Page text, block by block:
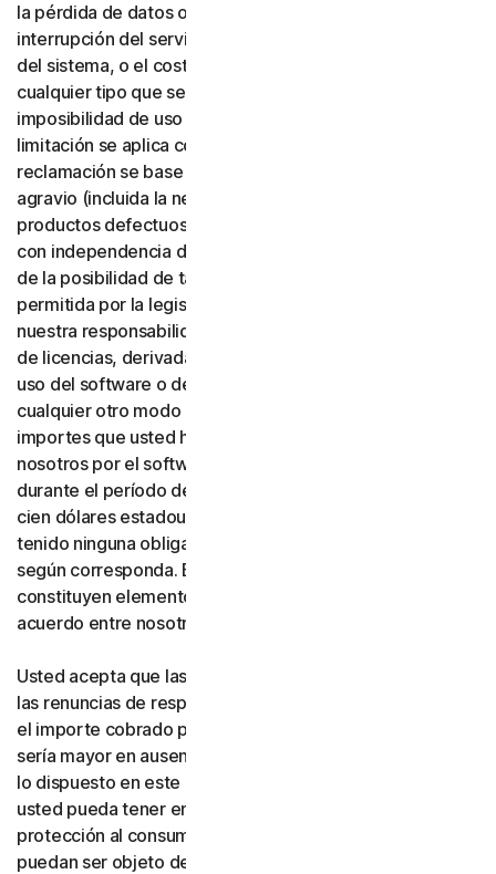
la pérdida de datos o de fondo de comercio, la
interrupción del servicio, los daños informáticos o fallos
del sistema, o el coste de servicios sustitutos de
cualquier tipo que se deriven del uso o de la
imposibilidad de uso del software o de los servicios. Esta
limitación se aplica con independencia de que su
reclamación se base en una garantía, un contrato, un
agravio (incluida la negligencia), la responsabilidad por
productos defectuosos o cualquier otra teoría legal, y
con independencia de que Gen haya sido advertida o no
de la posibilidad de tales daños. En la máxima medida
permitida por la legislación aplicable, en ningún caso
nuestra responsabilidad total o la de nuestros emisores
de licencias, derivada del uso o de la imposibilidad de
uso del software o de los servicios, o relacionada de
cualquier otro modo con estas condiciones, superará los
importes que usted haya pagado o deba pagar a
nosotros por el software o los servicios aplicables
durante el período de suscripción correspondiente, o
cien dólares estadounidenses (100 USD) si usted no ha
tenido ninguna obligación de pago frente a nosotros,
según corresponda. Estas exclusiones y limitaciones
constituyen elementos fundamentales de la base del
acuerdo entre nosotros y usted.
Usted acepta que las limitaciones de responsabilidad y
las renuncias de responsabilidad de esta sección reflejan
el importe cobrado por el software y los servicios, que
sería mayor en ausencia de dichas limitaciones. Nada de
lo dispuesto en este acuerdo limita los derechos que
usted pueda tener en virtud de las leyes vigentes de
protección al consumidor u otras leyes aplicables que no
puedan ser objeto de renuncia en su jurisdicción,